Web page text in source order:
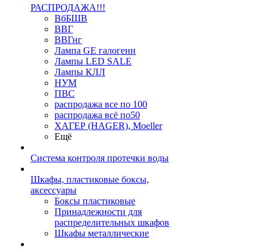
РАСПРОДАЖА!!!
ВбБШВ
ВВГ
ВВГнг
Лампа GE галогенн
Лампы LED SALE
Лампы КЛЛ
НУМ
ПВС
распродажа все по 100
распродажа всё по50
ХАГЕР (HAGER), Moeller
Ещё
Система контроля протечки воды
Шкафы, пластиковые боксы,
аксессуары
Боксы пластиковые
Принадлежности для
распределительных шкафов
Шкафы металлические